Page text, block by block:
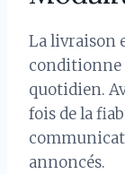
La livraison
conditionne
quotidien.
fois de la
annoncés.